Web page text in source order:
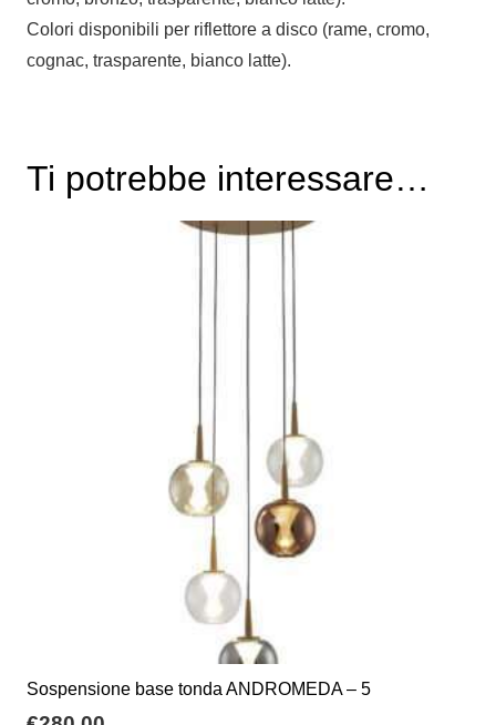
Colori disponibili per riflettore a disco (rame, cromo,
cognac, trasparente, bianco latte).
Ti potrebbe interessare…
Sospensione base tonda ANDROMEDA – 5